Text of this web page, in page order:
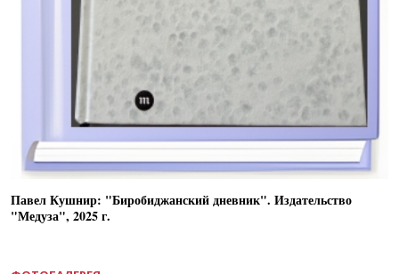
Павел Кушнир: "Биробиджанский дневник". Издательство
"Медуза", 2025 г.